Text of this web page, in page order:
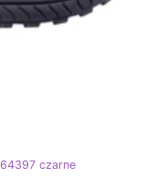
czarne